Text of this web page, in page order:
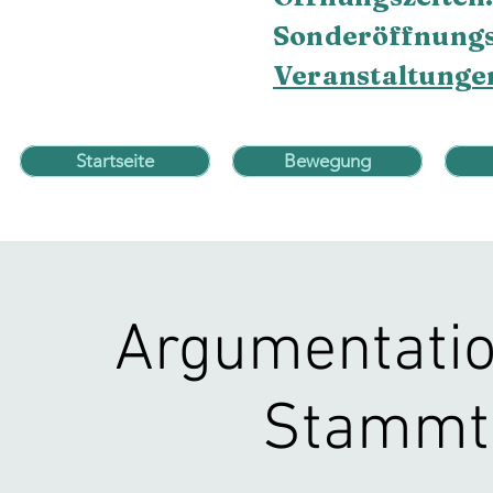
Startseite Bewegung